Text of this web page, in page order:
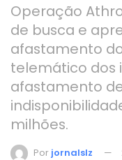
Operação
de busca e
afastamento
telemático dos
afastamento
milhões.
Por jornalslz